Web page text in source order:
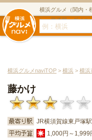
横浜グルメ（関内・
ン・居酒屋・ダイニ
横浜グルメnaviTOP > 横浜 > 横浜
藤かけ
JR横須賀線東戸塚駅
1,000円～1,999